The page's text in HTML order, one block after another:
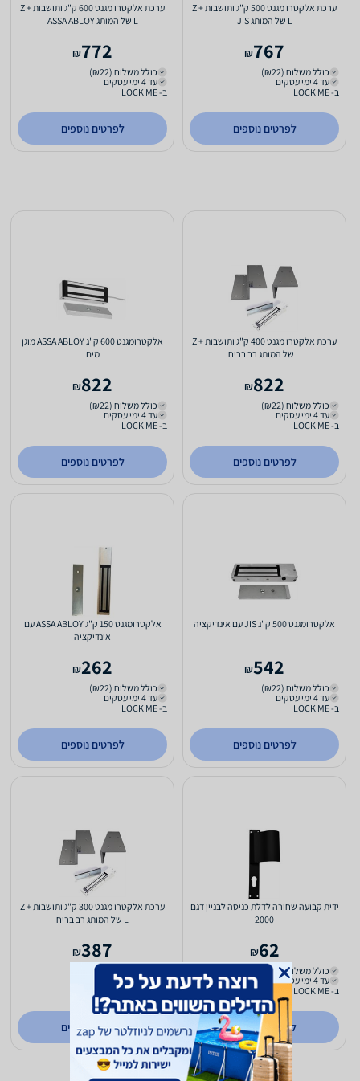
ערכת אלקטרו מגנט 500 ק"ג ותושבות Z +
L של המותג JIS
767
₪
כולל משלוח (₪22)
עד 4 ימי עסקים
ב- LOCK ME
לפרטים נוספים
ערכת אלקטרו מגנט 600 ק"ג ותושבות Z +
L של המותג ASSA ABLOY
772
₪
כולל משלוח (₪22)
עד 4 ימי עסקים
ב- LOCK ME
לפרטים נוספים
ערכת אלקטרו מגנט 400 ק"ג ותושבות Z +
L של המותג רב בריח
822
₪
כולל משלוח (₪22)
עד 4 ימי עסקים
ב- LOCK ME
לפרטים נוספים
אלקטרומגנט 600 ק"ג ASSA ABLOY מוגן
מים
822
₪
כולל משלוח (₪22)
עד 4 ימי עסקים
ב- LOCK ME
לפרטים נוספים
אלקטרומגנט 500 ק"ג JIS עם אינדיקציה
542
₪
כולל משלוח (₪22)
עד 4 ימי עסקים
ב- LOCK ME
לפרטים נוספים
אלקטרומגנט 150 ק"ג ASSA ABLOY עם
אינדיקציה
262
₪
כולל משלוח (₪22)
עד 4 ימי עסקים
ב- LOCK ME
לפרטים נוספים
ידית קבועה שחורה לדלת כניסה לבניין דגם
2000
62
₪
כולל משלוח (₪22)
עד 4 ימי עסקים
ב- LOCK ME
לפרטים נוספים
ערכת אלקטרו מגנט 300 ק"ג ותושבות Z +
L של המותג רב בריח
387
₪
כולל משלוח (₪22)
עד 4 ימי עסקים
ב- LOCK ME
לפרטים נוספים